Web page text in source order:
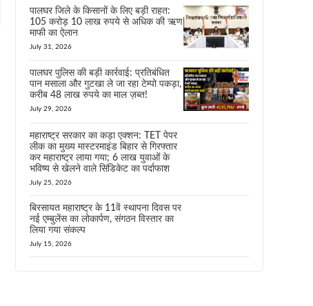
पालघर जिले के किसानों के लिए बड़ी राहत:
105 करोड़ 10 लाख रुपये से अधिक की ऋण
माफी का ऐलान
July 31, 2026
पालघर पुलिस की बड़ी कार्रवाई: प्रतिबंधित
पान मसाला और गुटखा ले जा रहा टेम्पो पकड़ा,
करीब 48 लाख रुपये का माल ज़ब्त!
July 29, 2026
महाराष्ट्र सरकार का कड़ा एक्शन: TET पेपर
लीक का मुख्य मास्टरमाइंड बिहार से गिरफ्तार
कर महाराष्ट्र लाया गया; 6 लाख युवाओं के
भविष्य से खेलने वाले सिंडिकेट का पर्दाफाश
July 25, 2026
बिरसायत महाराष्ट्र के 11वें स्थापना दिवस पर
नई एम्बुलेंस का लोकार्पण, संगठन विस्तार का
लिया गया संकल्प
July 15, 2026